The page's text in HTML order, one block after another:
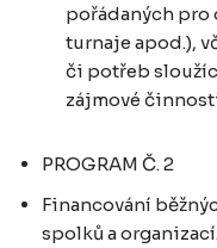
pořádaných pro
turnaje apod.),
či potřeb
zájmové
PROGRAM Č. 2
Financování
spolků a